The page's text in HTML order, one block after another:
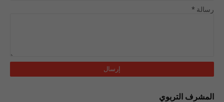
رسالة *
المشرف التربوي